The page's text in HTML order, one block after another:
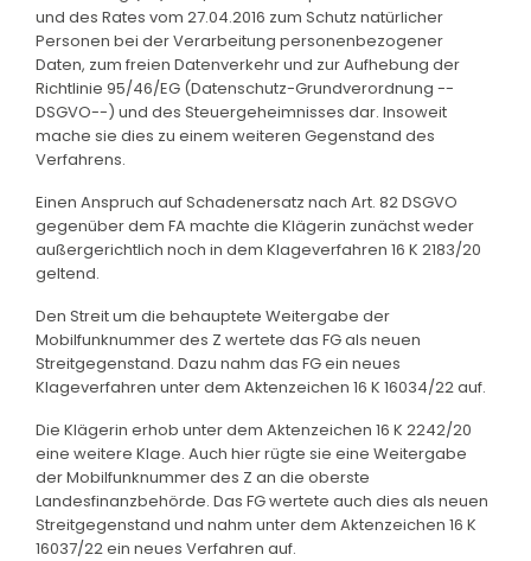
und des Rates vom 27.04.2016 zum Schutz natürlicher
Personen bei der Verarbeitung personenbezogener
Daten, zum freien Datenverkehr und zur Aufhebung der
Richtlinie 95/46/EG (Datenschutz-Grundverordnung --
DSGVO--) und des Steuergeheimnisses dar. Insoweit
mache sie dies zu einem weiteren Gegenstand des
Verfahrens.
Einen Anspruch auf Schadenersatz nach Art. 82 DSGVO
gegenüber dem FA machte die Klägerin zunächst weder
außergerichtlich noch in dem Klageverfahren 16 K 2183/20
geltend.
Den Streit um die behauptete Weitergabe der
Mobilfunknummer des Z wertete das FG als neuen
Streitgegenstand. Dazu nahm das FG ein neues
Klageverfahren unter dem Aktenzeichen 16 K 16034/22 auf.
Die Klägerin erhob unter dem Aktenzeichen 16 K 2242/20
eine weitere Klage. Auch hier rügte sie eine Weitergabe
der Mobilfunknummer des Z an die oberste
Landesfinanzbehörde. Das FG wertete auch dies als neuen
Streitgegenstand und nahm unter dem Aktenzeichen 16 K
16037/22 ein neues Verfahren auf.